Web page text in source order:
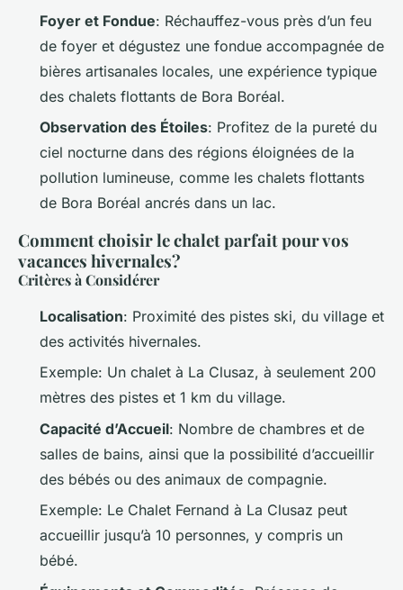
Foyer et Fondue: Réchauffez-vous près d’un feu
de foyer et dégustez une fondue accompagnée de
bières artisanales locales, une expérience typique
des chalets flottants de Bora Boréal.
Observation des Étoiles: Profitez de la pureté du
ciel nocturne dans des régions éloignées de la
pollution lumineuse, comme les chalets flottants
de Bora Boréal ancrés dans un lac.
Comment choisir le chalet parfait pour vos
vacances hivernales?
Critères à Considérer
Localisation: Proximité des pistes ski, du village et
des activités hivernales.
Exemple: Un chalet à La Clusaz, à seulement 200
mètres des pistes et 1 km du village.
Capacité d’Accueil: Nombre de chambres et de
salles de bains, ainsi que la possibilité d’accueillir
des bébés ou des animaux de compagnie.
Exemple: Le Chalet Fernand à La Clusaz peut
accueillir jusqu’à 10 personnes, y compris un
bébé.